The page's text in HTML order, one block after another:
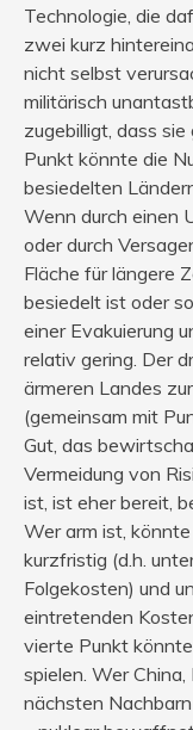
Technologie, die
zwei kurz
nicht selbst
militärisch
zugebilligt, dass
Punkt könnte die
besiedelten
Wenn durch einen
oder durch
Fläche für längere
besiedelt ist oder
einer Evakuierung
relativ gering. Der
ärmeren Landes
(gemeinsam mit
Gut, das
Vermeidung von
ist, ist eher bereit,
Wer arm ist,
kurzfristig (d.h.
Folgekosten) und
eintretenden
vierte Punkt
spielen. Wer
nächsten